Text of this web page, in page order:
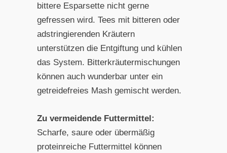
bittere Esparsette nicht gerne
gefressen wird. Tees mit bitteren oder
adstringierenden Kräutern
unterstützen die Entgiftung und kühlen
das System. Bitterkräutermischungen
können auch wunderbar unter ein
getreidefreies Mash gemischt werden.
Zu vermeidende Futtermittel:
Scharfe, saure oder übermäßig
proteinreiche Futtermittel können